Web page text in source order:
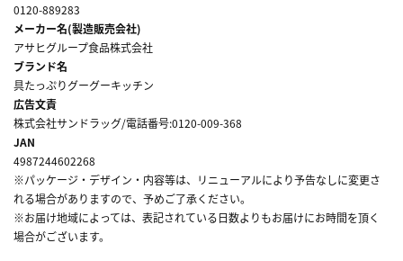
0120-889283
メーカー名(製造販売会社)
アサヒグループ食品株式会社
ブランド名
具たっぷりグーグーキッチン
広告文責
株式会社サンドラッグ/電話番号:0120-009-368
JAN
4987244602268
※パッケージ・デザイン・内容等は、リニューアルにより予告なしに変更さ
れる場合がありますので、予めご了承ください。
※お届け地域によっては、表記されている日数よりもお届けにお時間を頂く
場合がございます。